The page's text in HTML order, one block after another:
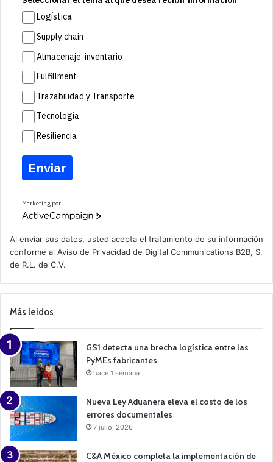
Logística
Supply chain
Almacenaje-inventario
Fulfillment
Trazabilidad y Transporte
Tecnología
Resiliencia
Enviar
Marketing por
A
v
e
a
m
a
n
Al enviar sus datos, usted acepta el tratamiento de su información
conforme al Aviso de Privacidad de Digital Communications B2B, S.
de R.L. de C.V.
Más leidos
GS1 detecta una brecha logística entre las
PyMEs fabricantes
hace 1 semana
Nueva Ley Aduanera eleva el costo de los
errores documentales
7 julio, 2026
C&A México completa la implementación de